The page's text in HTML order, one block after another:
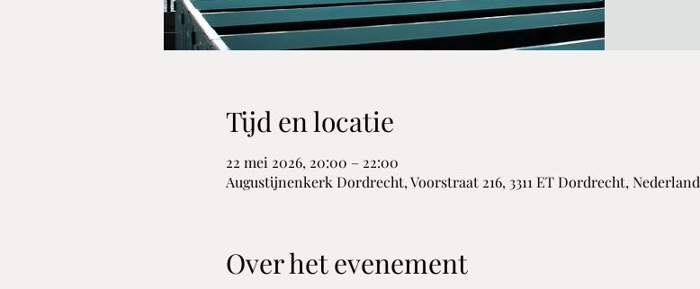
Tijd en locatie
22 mei 2026, 20:00 – 22:00
Augustijnenkerk Dordrecht, Voorstraat 216, 3311 ET Dordrecht, Nederland
Over het evenement